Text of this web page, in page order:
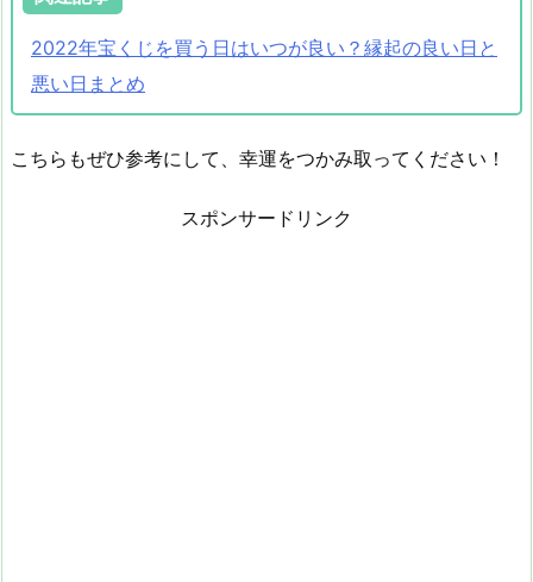
2022年宝くじを買う日はいつが良い？縁起の良い日と
悪い日まとめ
こちらもぜひ参考にして、幸運をつかみ取ってください！
スポンサードリンク